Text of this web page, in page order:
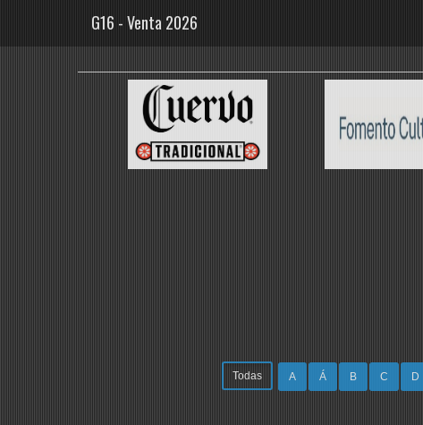
G16 - Venta 2026
Todas A Á B C D